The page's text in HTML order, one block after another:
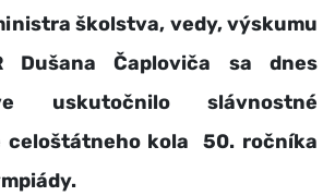
školstva, vedy, výskumu
Dušana Čaploviča sa dnes
uskutočnilo slávnostné
celoštátneho kola 50. ročníka